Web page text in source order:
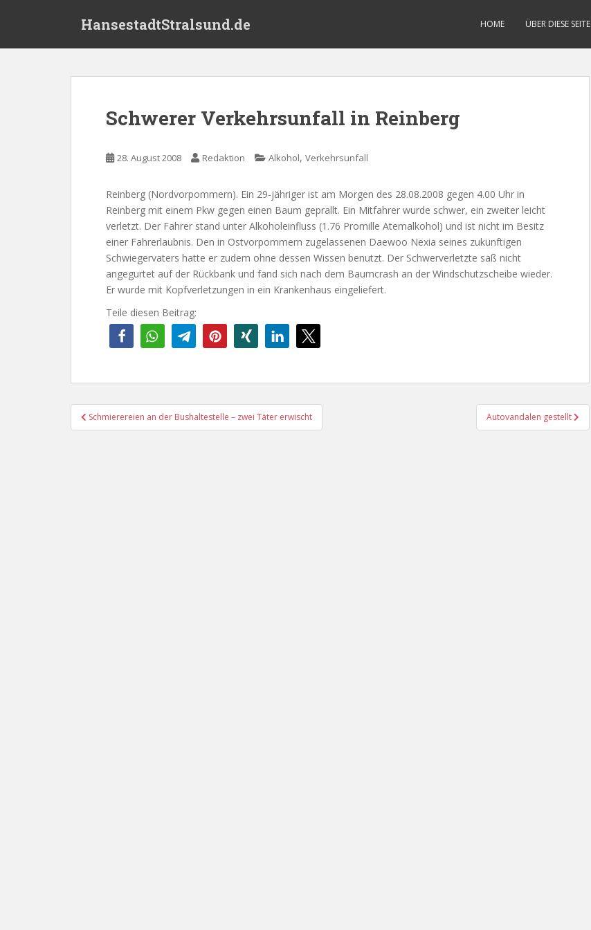
HansestadtStralsund.de HOME ÜBER DIESE SEITE
Schwerer Verkehrsunfall in Reinberg
28. August 2008 Redaktion Alkohol, Verkehrsunfall
Reinberg (Nordvorpommern). Ein 29-jähriger ist am Morgen des 28.08.2008 gegen 4.00 Uhr in
Reinberg mit einem Pkw gegen einen Baum geprallt. Ein Mitfahrer wurde schwer, ein zweiter leicht
verletzt. Der Fahrer stand unter Alkoholeinfluss (1.76 Promille Atemalkohol) und ist nicht im Besitz
einer Fahrerlaubnis. Den in Ostvorpommern zugelassenen Daewoo Nexia seines zukünftigen
Schwiegervaters hatte er zudem ohne dessen Wissen benutzt. Der Schwerverletzte saß nicht
angegurtet auf der Rückbank und fand sich nach dem Baumcrash an der Windschutzscheibe wieder.
Er wurde mit Kopfverletzungen in ein Krankenhaus eingeliefert.
Teile diesen Beitrag:
Beitragsnavigation
Schmierereien an der Bushaltestelle – zwei Täter erwischt Autovandalen gestellt